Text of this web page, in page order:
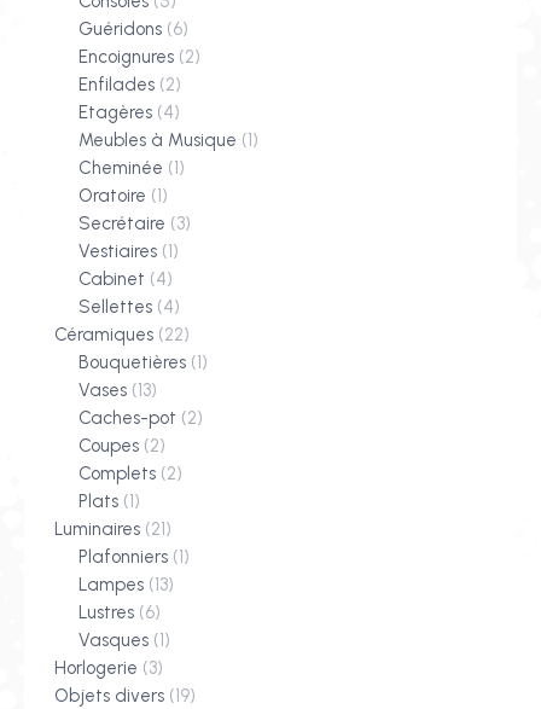
Guéridons (6)
Encoignures (2)
Enfilades (2)
Etagères (4)
Meubles à Musique (1)
Cheminée (1)
Oratoire (1)
Secrétaire (3)
Vestiaires (1)
Cabinet (4)
Sellettes (4)
Céramiques (22)
Bouquetières (1)
Vases (13)
Caches-pot (2)
Coupes (2)
Complets (2)
Plats (1)
Luminaires (21)
Plafonniers (1)
Lampes (13)
Lustres (6)
Vasques (1)
Horlogerie (3)
Objets divers (19)